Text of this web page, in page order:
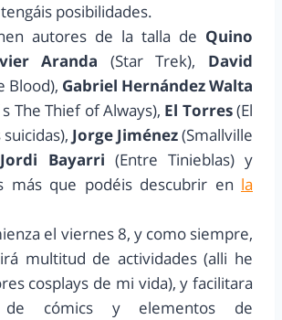
posibilidades.
autores de la talla de Quino
Aranda (Star Trek), David
Blood), Gabriel Hernández Walta
The Thief of Always), El Torres(El
Jorge Jiménez(Smallville
Jordi Bayarri (Entre Tinieblas) y
más que podéis descubrir en la
el viernes 8, y como siempre,
multitud de actividades (alli he
cosplays de mi vida), y facilitara
cómics y elementos de